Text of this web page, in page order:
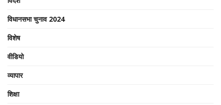
विधानसभा चुनाव 2024
विशेष
वीडियो
व्यापार
शिक्षा